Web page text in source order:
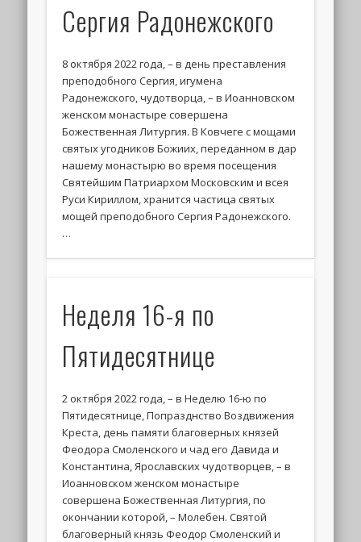
Сергия Радонежского
8 октября 2022 года, – в день преставления
преподобного Сергия, игумена
Радонежского, чудотворца, – в Иоанновском
женском монастыре совершена
Божественная Литургия. В Ковчеге с мощами
святых угодников Божиих, переданном в дар
нашему монастырю во время посещения
Святейшим Патриархом Московским и всея
Руси Кириллом, хранится частица святых
мощей преподобного Сергия Радонежского.
…
Неделя 16-я по
Пятидесятнице
2 октября 2022 года, – в Неделю 16-ю по
Пятидесятнице, Попразднство Воздвижения
Креста, день памяти благоверных князей
Феодора Смоленского и чад его Давида и
Константина, Ярославских чудотворцев, – в
Иоанновском женском монастыре
совершена Божественная Литургия, по
окончании которой, – Молебен. Святой
благоверный князь Феодор Смоленский и